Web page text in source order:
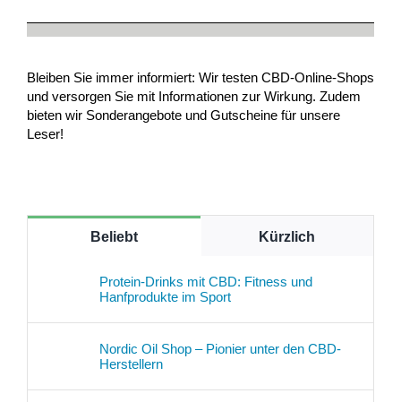
Bleiben Sie immer informiert: Wir testen CBD-Online-Shops
und versorgen Sie mit Informationen zur Wirkung. Zudem
bieten wir Sonderangebote und Gutscheine für unsere
Leser!
Beliebt Kürzlich
Protein-Drinks mit CBD: Fitness und
Hanfprodukte im Sport
Nordic Oil Shop – Pionier unter den CBD-
Herstellern